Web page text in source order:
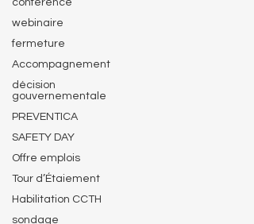
conférence
webinaire
fermeture
Accompagnement
décision
gouvernementale
PREVENTICA
SAFETY DAY
Offre emplois
Tour d’Étaiement
Habilitation CCTH
sondage